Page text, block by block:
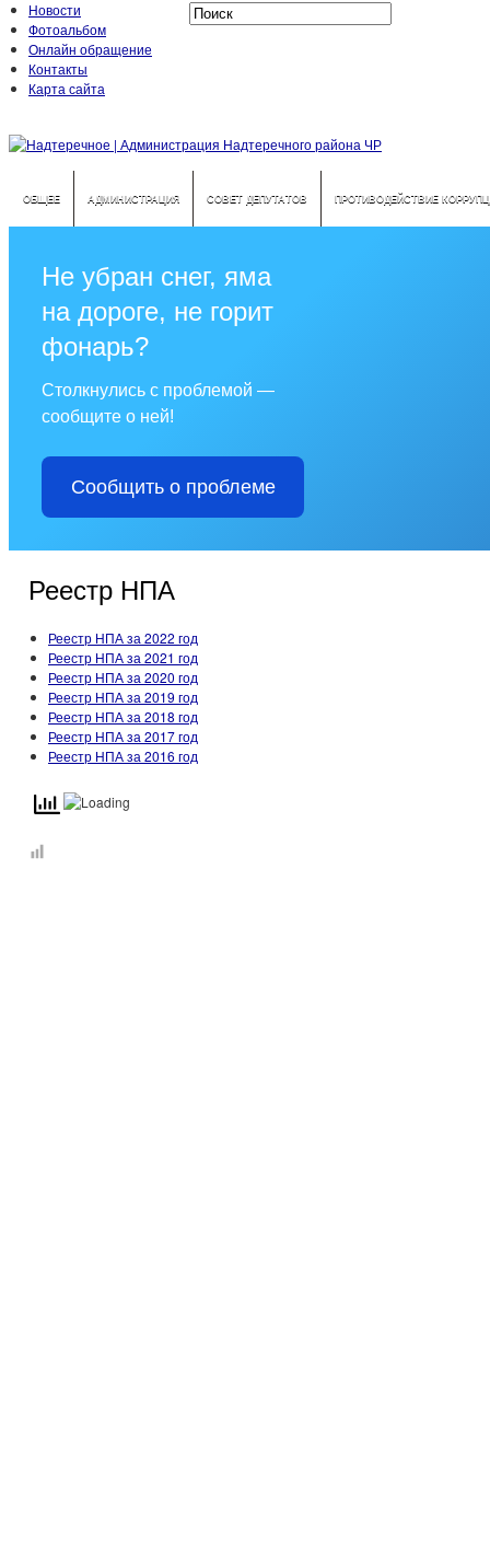
Новости
Фотоальбом
Онлайн обращение
Контакты
Карта сайта
ОБЩЕЕ АДМИНИСТРАЦИЯ СОВЕТ ДЕПУТАТОВ ПРОТИВОДЕЙСТВИЕ
Не убран снег, яма
на дороге, не горит
фонарь?
Столкнулись с проблемой —
сообщите о ней!
Сообщить о проблеме
Реестр НПА
Реестр НПА за 2022 год
Реестр НПА за 2021 год
Реестр НПА за 2020 год
Реестр НПА за 2019 год
Реестр НПА за 2018 год
Реестр НПА за 2017 год
Реестр НПА за 2016 год